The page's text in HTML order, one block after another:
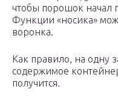
чтобы порошок начал
Функции «носика»
воронка.
Как правило, на одну
содержимое
получится.